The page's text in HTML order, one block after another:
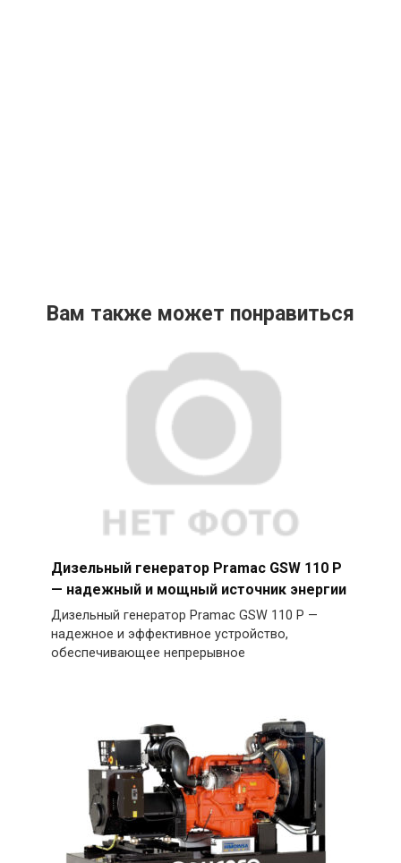
Вам также может понравиться
Дизельный генератор Pramac GSW 110 P
— надежный и мощный источник энергии
Дизельный генератор Pramac GSW 110 P —
надежное и эффективное устройство,
обеспечивающее непрерывное